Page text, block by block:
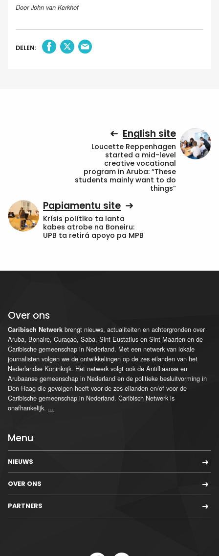
Door John van Kerkhof
DELEN:
English site
Loucette Reppenhagen
started a mid-level
creative vocational
program in Aruba: “These
students mainly want to do
things”
Papiamentu site
Krísis polítiko ta lanta
kabes atrobe na Boneiru:
UPB ta retirá apoyo pa MPB
Over ons
Caribisch Netwerk brengt nieuws, actualiteiten en achtergronden over
Aruba, Bonaire, Curaçao, Saba, Sint Eustatius en Sint Maarten en de
Caribische gemeenschap in Nederland. Met een netwerk van lokale
journalisten volgen we de ontwikkelingen op de zes eilanden van het
Nederlandse Koninkrijk. Het netwerk volgt ook de Antilliaanse en
Arubaanse gemeenschap in Nederland en de politieke besluitvorming in
Den Haag die gevolgen heeft voor de zes eilanden en/of voor de
Caribische gemeenschap in Nederland. Caribisch Netwerk is
onafhankelijk. ...
Menu
NIEUWS
OVER ONS
PARTNERS